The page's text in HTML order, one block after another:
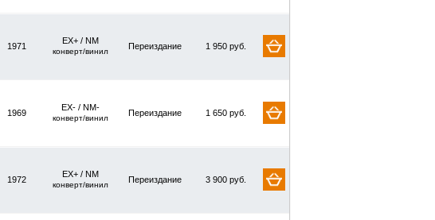
1971
EX+ / NM
конверт/винил
Переиздание 1 950 руб.
1969
EX- / NM-
конверт/винил
Переиздание 1 650 руб.
1972
EX+ / NM
конверт/винил
Переиздание 3 900 руб.